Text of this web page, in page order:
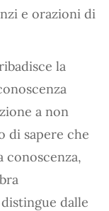
e orazioni di
la
a non
di sapere che
conoscenza,
dalle